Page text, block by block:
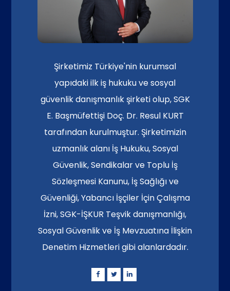
Şirketimiz Türkiye'nin kurumsal
yapıdaki ilk iş hukuku ve sosyal
güvenlik danışmanlık şirketi olup, SGK
E. Başmüfettişi Doç. Dr. Resul KURT
tarafından kurulmuştur. Şirketimizin
uzmanlık alanı İş Hukuku, Sosyal
Güvenlik, Sendikalar ve Toplu İş
Sözleşmesi Kanunu, İş Sağlığı ve
Güvenliği, Yabancı İşçiler İçin Çalışma
İzni, SGK-İŞKUR Teşvik danışmanlığı,
Sosyal Güvenlik ve İş Mevzuatına İlişkin
Denetim Hizmetleri gibi alanlardadır.